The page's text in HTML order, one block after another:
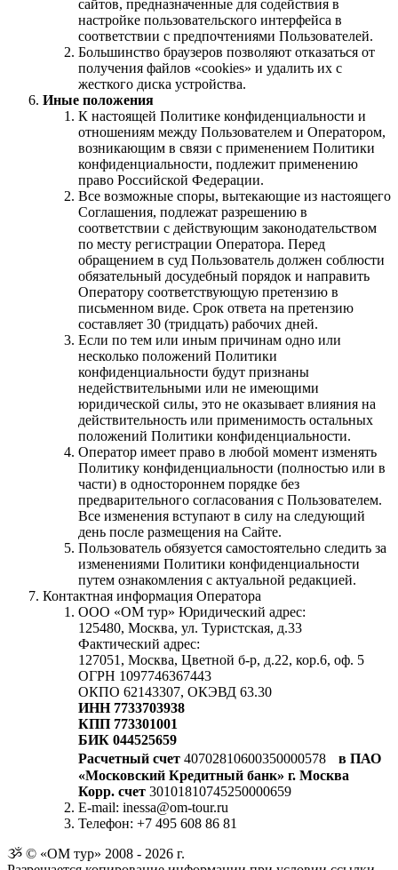
сайтов, предназначенные для содействия в
настройке пользовательского интерфейса в
соответствии с предпочтениями Пользователей.
Большинство браузеров позволяют отказаться от
получения файлов «cookies» и удалить их с
жесткого диска устройства.
Иные положения
К настоящей Политике конфиденциальности и
отношениям между Пользователем и Оператором,
возникающим в связи с применением Политики
конфиденциальности, подлежит применению
право Российской Федерации.
Все возможные споры, вытекающие из настоящего
Соглашения, подлежат разрешению в
соответствии с действующим законодательством
по месту регистрации Оператора. Перед
обращением в суд Пользователь должен соблюсти
обязательный досудебный порядок и направить
Оператору соответствующую претензию в
письменном виде. Срок ответа на претензию
составляет 30 (тридцать) рабочих дней.
Если по тем или иным причинам одно или
несколько положений Политики
конфиденциальности будут признаны
недействительными или не имеющими
юридической силы, это не оказывает влияния на
действительность или применимость остальных
положений Политики конфиденциальности.
Оператор имеет право в любой момент изменять
Политику конфиденциальности (полностью или в
части) в одностороннем порядке без
предварительного согласования с Пользователем.
Все изменения вступают в силу на следующий
день после размещения на Сайте.
Пользователь обязуется самостоятельно следить за
изменениями Политики конфиденциальности
путем ознакомления с актуальной редакцией.
Контактная информация Оператора
ООО «ОМ тур» Юридический адрес:
125480, Москва, ул. Туристская, д.33
Фактический адрес:
127051, Москва, Цветной б-р, д.22, кор.6, оф. 5
ОГРН 1097746367443
ОКПО 62143307, ОКЭВД 63.30
ИНН 7733703938
КПП 773301001
БИК 044525659
Расчетный счет 40702810600350000578 в ПАО
«Московский Кредитный банк» г. Москва
Корр. счет 30101810745250000659
E-mail: inessa@om-tour.ru
Телефон: +7 495 608 86 81
ૐ © «ОМ тур» 2008 - 2026 г.